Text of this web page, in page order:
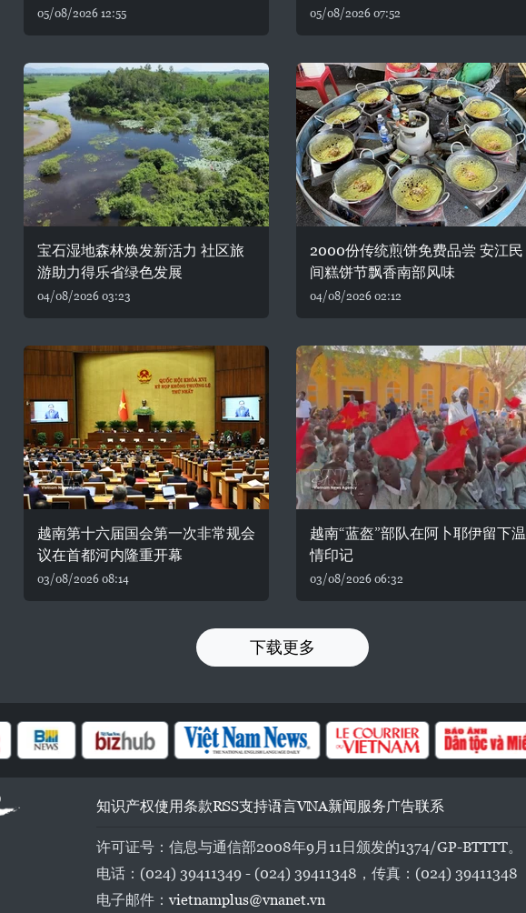
05/08/2026 12:55 05/08/2026 07:52
宝石湿地森林焕发新活力 社区旅
游助力得乐省绿色发展
04/08/2026 03:23
2000份传统煎饼免费品尝 安江民
间糕饼节飘香南部风味
04/08/2026 02:12
越南第十六届国会第一次非常规会
议在首都河内隆重开幕
03/08/2026 08:14
越南“蓝盔”部队在阿卜耶伊留下温
情印记
03/08/2026 06:32
下载更多
知识产权使用条款RSS支持语言VNA新闻服务广告联系
许可证号：信息与通信部2008年9月11日颁发的1374/GP-BTTTT。
电话：(024) 39411349 - (024) 39411348，传真：(024) 39411348
电子邮件：vietnamplus@vnanet.vn